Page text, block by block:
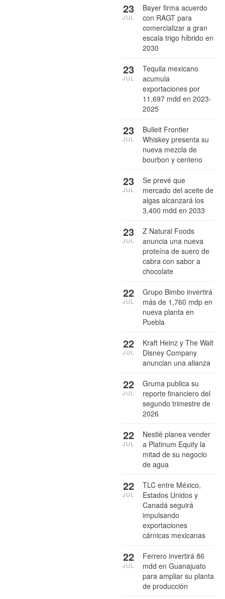
Bayer firma acuerdo
con RAGT para
comercializar a gran
escala trigo híbrido en
2030
23
JUL
Tequila mexicano
acumula
exportaciones por
11,697 mdd en 2023-
2025
23
JUL
Bulleit Frontier
Whiskey presenta su
nueva mezcla de
bourbon y centeno
23
JUL
Se prevé que
mercado del aceite de
algas alcanzará los
3,400 mdd en 2033
23
JUL
Z Natural Foods
anuncia una nueva
proteína de suero de
cabra con sabor a
chocolate
23
JUL
Grupo Bimbo invertirá
más de 1,760 mdp en
nueva planta en
Puebla
22
JUL
Kraft Heinz y The Walt
Disney Company
anuncian una alianza
22
JUL
Gruma publica su
reporte financiero del
segundo trimestre de
2026
22
JUL
Nestlé planea vender
a Platinum Equity la
mitad de su negocio
de agua
22
JUL
TLC entre México,
Estados Unidos y
Canadá seguirá
impulsando
exportaciones
cárnicas mexicanas
22
JUL
Ferrero invertirá 86
mdd en Guanajuato
para ampliar su planta
de producción
22
JUL